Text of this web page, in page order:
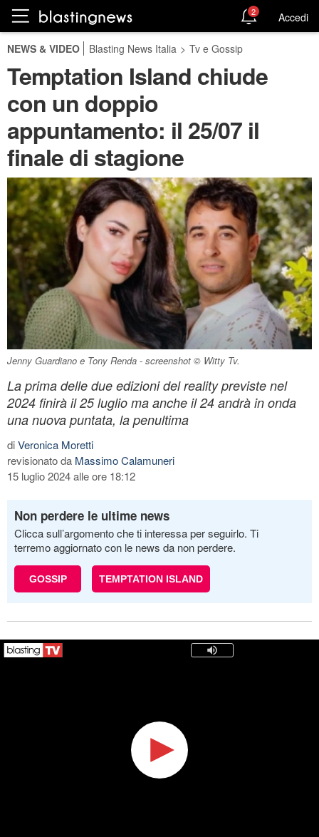
2 Accedi
NEWS & VIDEO Blasting News Italia > Tv e Gossip
Temptation Island chiude
con un doppio
appuntamento: il 25/07 il
finale di stagione
Jenny Guardiano e Tony Renda - screenshot © Witty Tv.
La prima delle due edizioni del reality previste nel
2024 finirà il 25 luglio ma anche il 24 andrà in onda
una nuova puntata, la penultima
diVeronica Moretti
revisionato da Massimo Calamuneri
15 luglio 2024 alle ore 18:12
Non perdere le ultime news
Clicca sull’argomento che ti interessa per seguirlo. Ti
terremo aggiornato con le news da non perdere.
GOSSIP TEMPTATION ISLAND